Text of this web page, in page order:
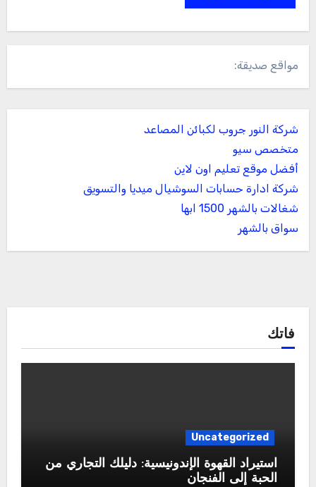
مواقع صديقة:
شركة النور جروب لكبائن المصاعد
متخصص سيو
أفضل موقع تعليم اون لاين
شركة ادارة حسابات السوشيال ميديا والتسويق
شغالات بالشهر 1500 ابها
سواق بالشهر
فاتك
Uncategorized
استيراد القهوة الإندونيسية: دليلك التجاري من
الحبة إلى الفنجان